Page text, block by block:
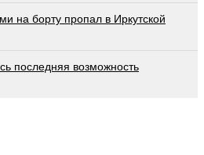
на борту пропал в Иркутской
последняя возможность